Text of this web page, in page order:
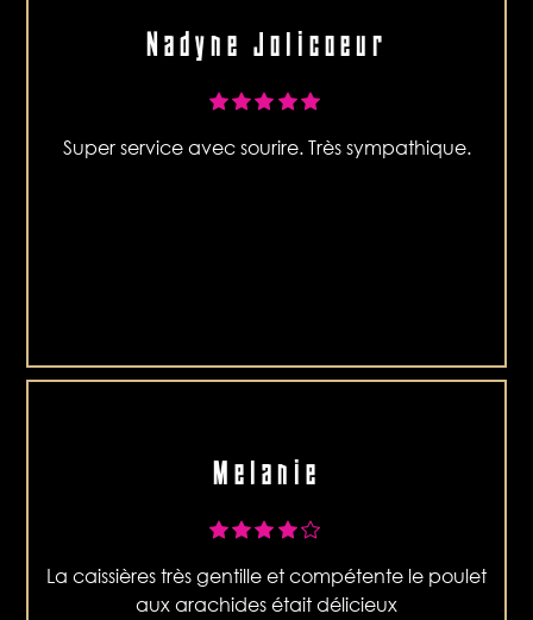
Nadyne Jolicoeur
Super service avec sourire. Très sympathique.
Melanie
La caissières très gentille et compétente le poulet
aux arachides était délicieux